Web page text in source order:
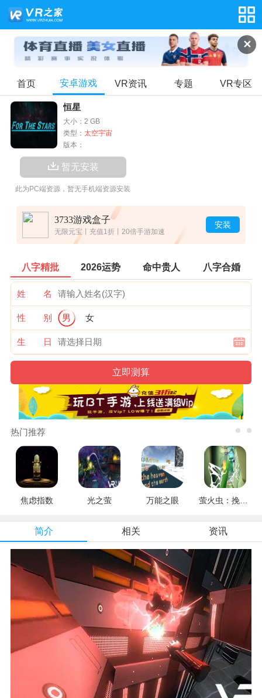
✕
首页 安卓游戏 VR资讯 专题 VR专区
恒星
大小：2 GB
类型： 太空宇宙
版本：
暂无安装
此为PC端资源，暂无手机端资源安装
3733游戏盒子
无限元宝丨充值1折丨20倍手游加速
安装
八字精批 2026运势 命中贵人 八字合婚
姓 名
性 别 男 女
生 日
热门推荐
焦虑指数 光之萤 万能之眼
简介 相关 资讯